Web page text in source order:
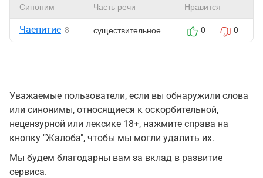
Синоним Часть речи Нравится
Чаепитие 8 существительное 0 0
Уважаемые пользователи, если вы обнаружили слова
или синонимы, относящиеся к оскорбительной,
нецензурной или лексике 18+, нажмите справа на
кнопку "Жалоба", чтобы мы могли удалить их.
Мы будем благодарны вам за вклад в развитие
сервиса.